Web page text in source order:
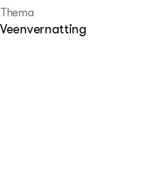
Thema
Veenvernatting